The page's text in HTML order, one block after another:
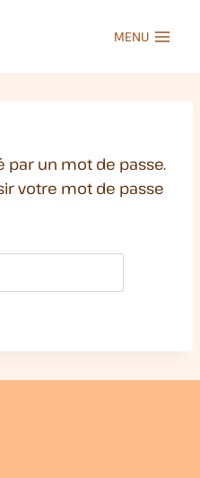
MENU
par un mot de passe.
votre mot de passe